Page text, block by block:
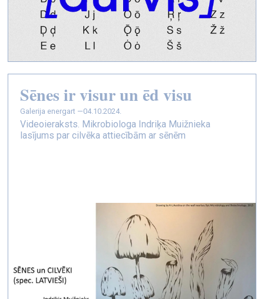
Sēnes ir visur un ēd visu
galerija energart —04.10.2024.
Videoieraksts. Mikrobiologa Indriķa Muižnieka
lasījums par cilvēka attiecībām ar sēnēm